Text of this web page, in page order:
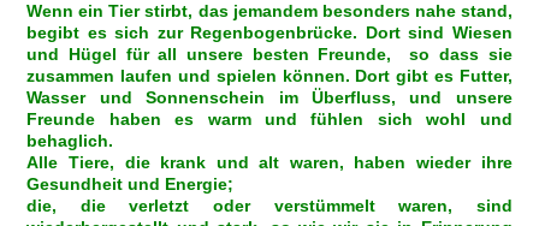
Wenn ein Tier stirbt, das jemandem besonders nahe stand,
begibt es sich zur Regenbogenbrücke. Dort sind Wiesen
und Hügel für all unsere besten Freunde, so dass sie
zusammen laufen und spielen können. Dort gibt es Futter,
Wasser und Sonnenschein im Überfluss, und unsere
Freunde haben es warm und fühlen sich wohl und
behaglich.
Alle Tiere, die krank und alt waren, haben wieder ihre
Gesundheit und Energie;
die, die verletzt oder verstümmelt waren, sind